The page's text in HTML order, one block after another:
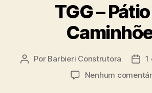
TGG –
Por Barbieri Construtora
1
Nenhum